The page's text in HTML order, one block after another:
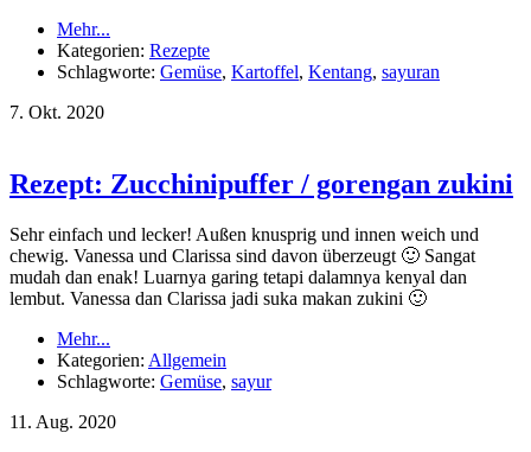
Mehr...
Kategorien: Rezepte
Schlagworte: Gemüse, Kartoffel, Kentang, sayuran
7. Okt. 2020
Rezept: Zucchinipuffer / gorengan zukini
Sehr einfach und lecker! Außen knusprig und innen weich und
chewig. Vanessa und Clarissa sind davon überzeugt 🙂 Sangat
mudah dan enak! Luarnya garing tetapi dalamnya kenyal dan
lembut. Vanessa dan Clarissa jadi suka makan zukini 🙂
Mehr...
Kategorien: Allgemein
Schlagworte: Gemüse, sayur
11. Aug. 2020